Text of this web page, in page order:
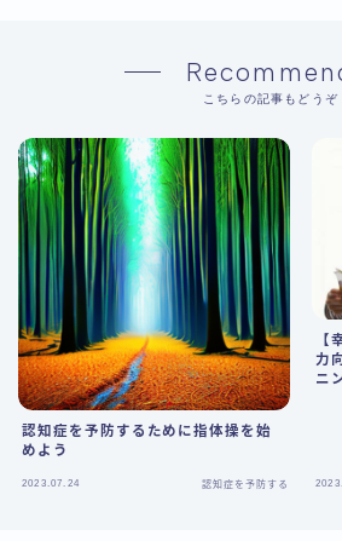
こちらの記事もどうぞ
認知症を予防するために指体操を始
めよう
2023.07.24 認知症を予防する
【
力
ニ